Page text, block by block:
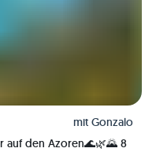
mit Gonzalo
den Azoren🌊🌿🌄 8